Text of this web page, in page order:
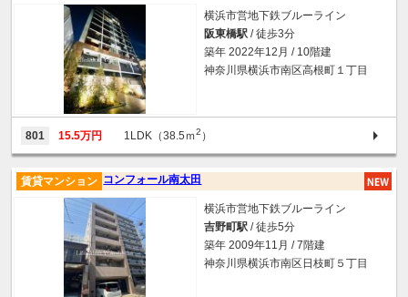
横浜市営地下鉄ブルーライン
阪東橋駅 / 徒歩3分
築年 2022年12月 / 10階建
神奈川県横浜市南区高根町１丁目
801 15.5万円 1LDK（38.5ｍ2 ）
コンフォール南太田
賃貸マンション
横浜市営地下鉄ブルーライン
吉野町駅 / 徒歩5分
築年 2009年11月 / 7階建
神奈川県横浜市南区日枝町５丁目